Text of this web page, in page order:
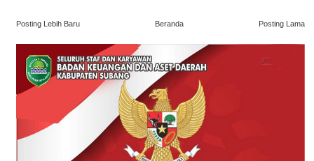
Posting Lebih Baru Posting Lama
Beranda